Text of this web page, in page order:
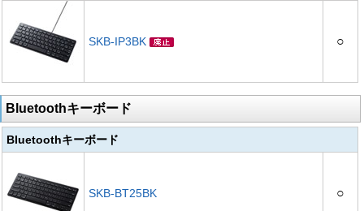
SKB-IP3BK ○
Bluetoothキーボード
Bluetoothキーボード
SKB-BT25BK ○